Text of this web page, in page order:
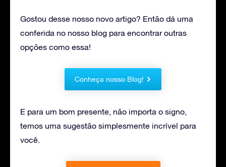
Gostou desse nosso novo artigo? Então dá uma
conferida no nosso blog para encontrar outras
opções como essa!
Conheça nosso Blog!
E para um bom presente, não importa o signo,
temos uma sugestão simplesmente incrível para
você.